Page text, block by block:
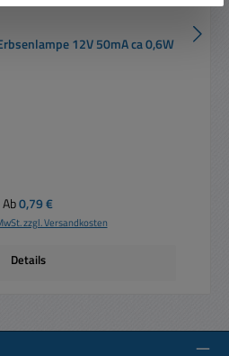
12V 50mA ca 0,6W
Regulärer Preis:
Ab0,79 €
zzgl. Versandkosten
Details